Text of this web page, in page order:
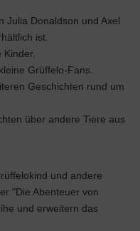
Julia Donaldson und Axel
ist.
Grüffelo-Fans.
Geschichten rund um
über andere Tiere aus
und andere
"Die Abenteuer von
und erweitern das